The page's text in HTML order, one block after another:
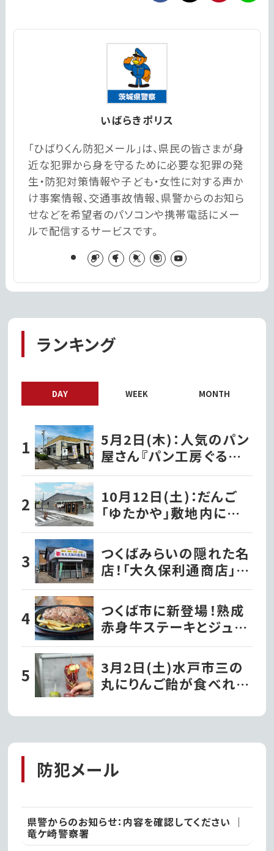
いばらきポリス
「ひばりくん防犯メール」は、県民の皆さまが身
近な犯罪から身を守るために必要な犯罪の発
生・防犯対策情報や子ども・女性に対する声か
け事案情報、交通事故情報、県警からのお知ら
せなどを希望者のパソコンや携帯電話にメー
ルで配信するサービスです。
ランキング
DAY WEEK MONTH
5月2日(木)：人気のパン
屋さん『パン工房ぐるぐる
笠原店』として水戸市笠
原にオープン!!
10月12日(土)：だんご
「ゆたかや」敷地内に洋
菓子店『パティスリーナ
カヤマ』がグランドオー
プン!!｜常総市
つくばみらいの隠れた名
店！「大久保利通商店」の
絶品草餅を堪能!!｜つく
ばみらい市
つくば市に新登場！熟成
赤身牛ステーキとジュー
シーハンバーグが自慢の
『ビッグシェフ亭』｜つく
ば市
3月2日(土)水戸市三の
丸にりんご飴が食べれる
Surprise』がオープンし
防犯メール
県警からのお知らせ：内容を確認してください ｜
竜ケ崎警察署